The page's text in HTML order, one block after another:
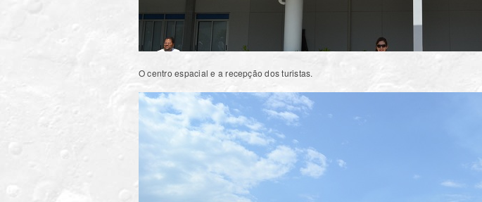
O centro espacial e a recepção dos turistas.